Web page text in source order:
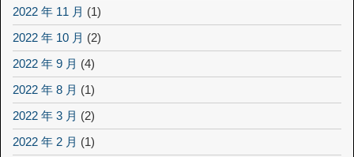
2022 年 11 月 (1)
2022 年 10 月 (2)
2022 年 9 月 (4)
2022 年 8 月 (1)
2022 年 3 月 (2)
2022 年 2 月 (1)